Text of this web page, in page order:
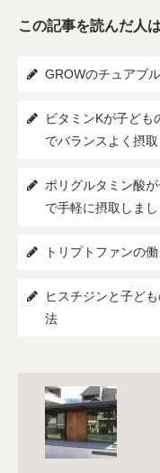
この記事を読んだ人
GROWのチュアブ
ビタミンKが子ども
でバランスよく摂
ポリグルタミン酸
で手軽に摂取しまし
トリプトファンの
ヒスチジンと子ど
法